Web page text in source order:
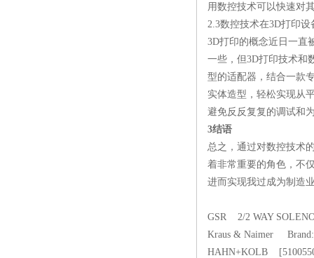
用数控技术可以快速对
2.3数控技术在3D打印设
3D打印的概念近日一直
一些，但3D打印技术和
型的适配器，结合一款
实体造型，轻松实现从
避免反反复复的调试和
3结语
总之，通过对数控技术
着非常重要的角色，不
进而实现我过成为制造
GSR 2/2 WAY
Kraus & Naimer
HAHN+KOLB